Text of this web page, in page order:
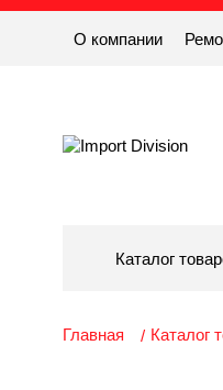
О компании
Каталог
Главная Каталог